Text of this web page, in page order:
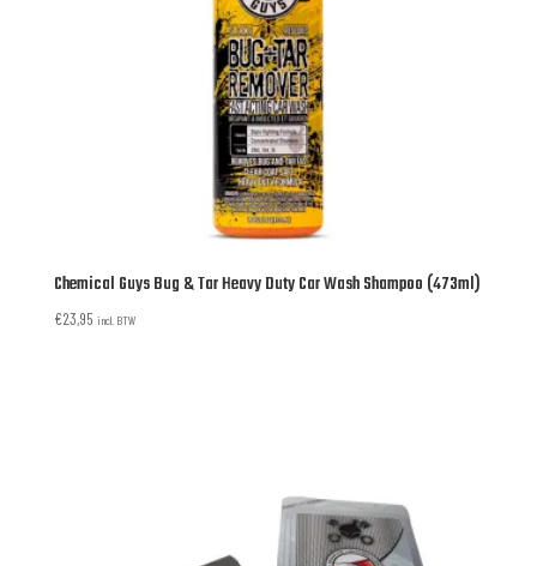
Chemical Guys Bug & Tar Heavy Duty Car Wash Shampoo (473ml)
€23,95 incl. BTW